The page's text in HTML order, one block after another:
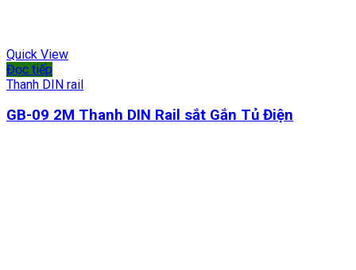
Quick View
Đọc tiếp
Thanh DIN rail
GB-09 2M Thanh DIN Rail sắt Gắn Tủ Điện